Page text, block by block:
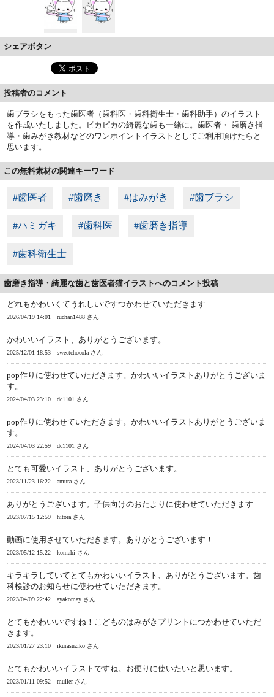
シェアボタン
投稿者のコメント
歯ブラシをもった歯医者（歯科医・歯科衛生士・歯科助手）のイラスト
を作成いたしました。ピカピカの綺麗な歯も一緒に。歯医者・ 歯磨き指
導・歯みがき教材などのワンポイントイラストとしてご利用頂けたらと
思います。
この無料素材の関連キーワード
#歯医者 #歯磨き #はみがき #歯ブラシ
#ハミガキ #歯科医 #歯磨き指導
#歯科衛生士
歯磨き指導・綺麗な歯と歯医者猫イラストへのコメント投稿
どれもかわいくてうれしいですつかわせていただきます
2026/04/19 14:01 ruchan1488 さん
かわいいイラスト、ありがとうございます。
2025/12/01 18:53 sweetchocola さん
pop作りに使わせていただきます。かわいいイラストありがとうございま
す。
2024/04/03 23:10 dc1101 さん
pop作りに使わせていただきます。かわいいイラストありがとうございま
す。
2024/04/03 22:59 dc1101 さん
とても可愛いイラスト、ありがとうございます。
2023/11/23 16:22 amura さん
ありがとうございます。子供向けのおたよりに使わせていただきます
2023/07/15 12:59 hitora さん
動画に使用させていただきます。ありがとうございます！
2023/05/12 15:22 komahi さん
キラキラしていてとてもかわいいイラスト、ありがとうございます。歯
科検診のお知らせに使わせていただきます。
2023/04/09 22:42 ayakomay さん
とてもかわいいですね！こどものはみがきプリントにつかわせていただ
きます。
2023/01/27 23:10 ikurasuziko さん
とてもかわいいイラストですね。お便りに使いたいと思います。
2023/01/11 09:52 muller さん